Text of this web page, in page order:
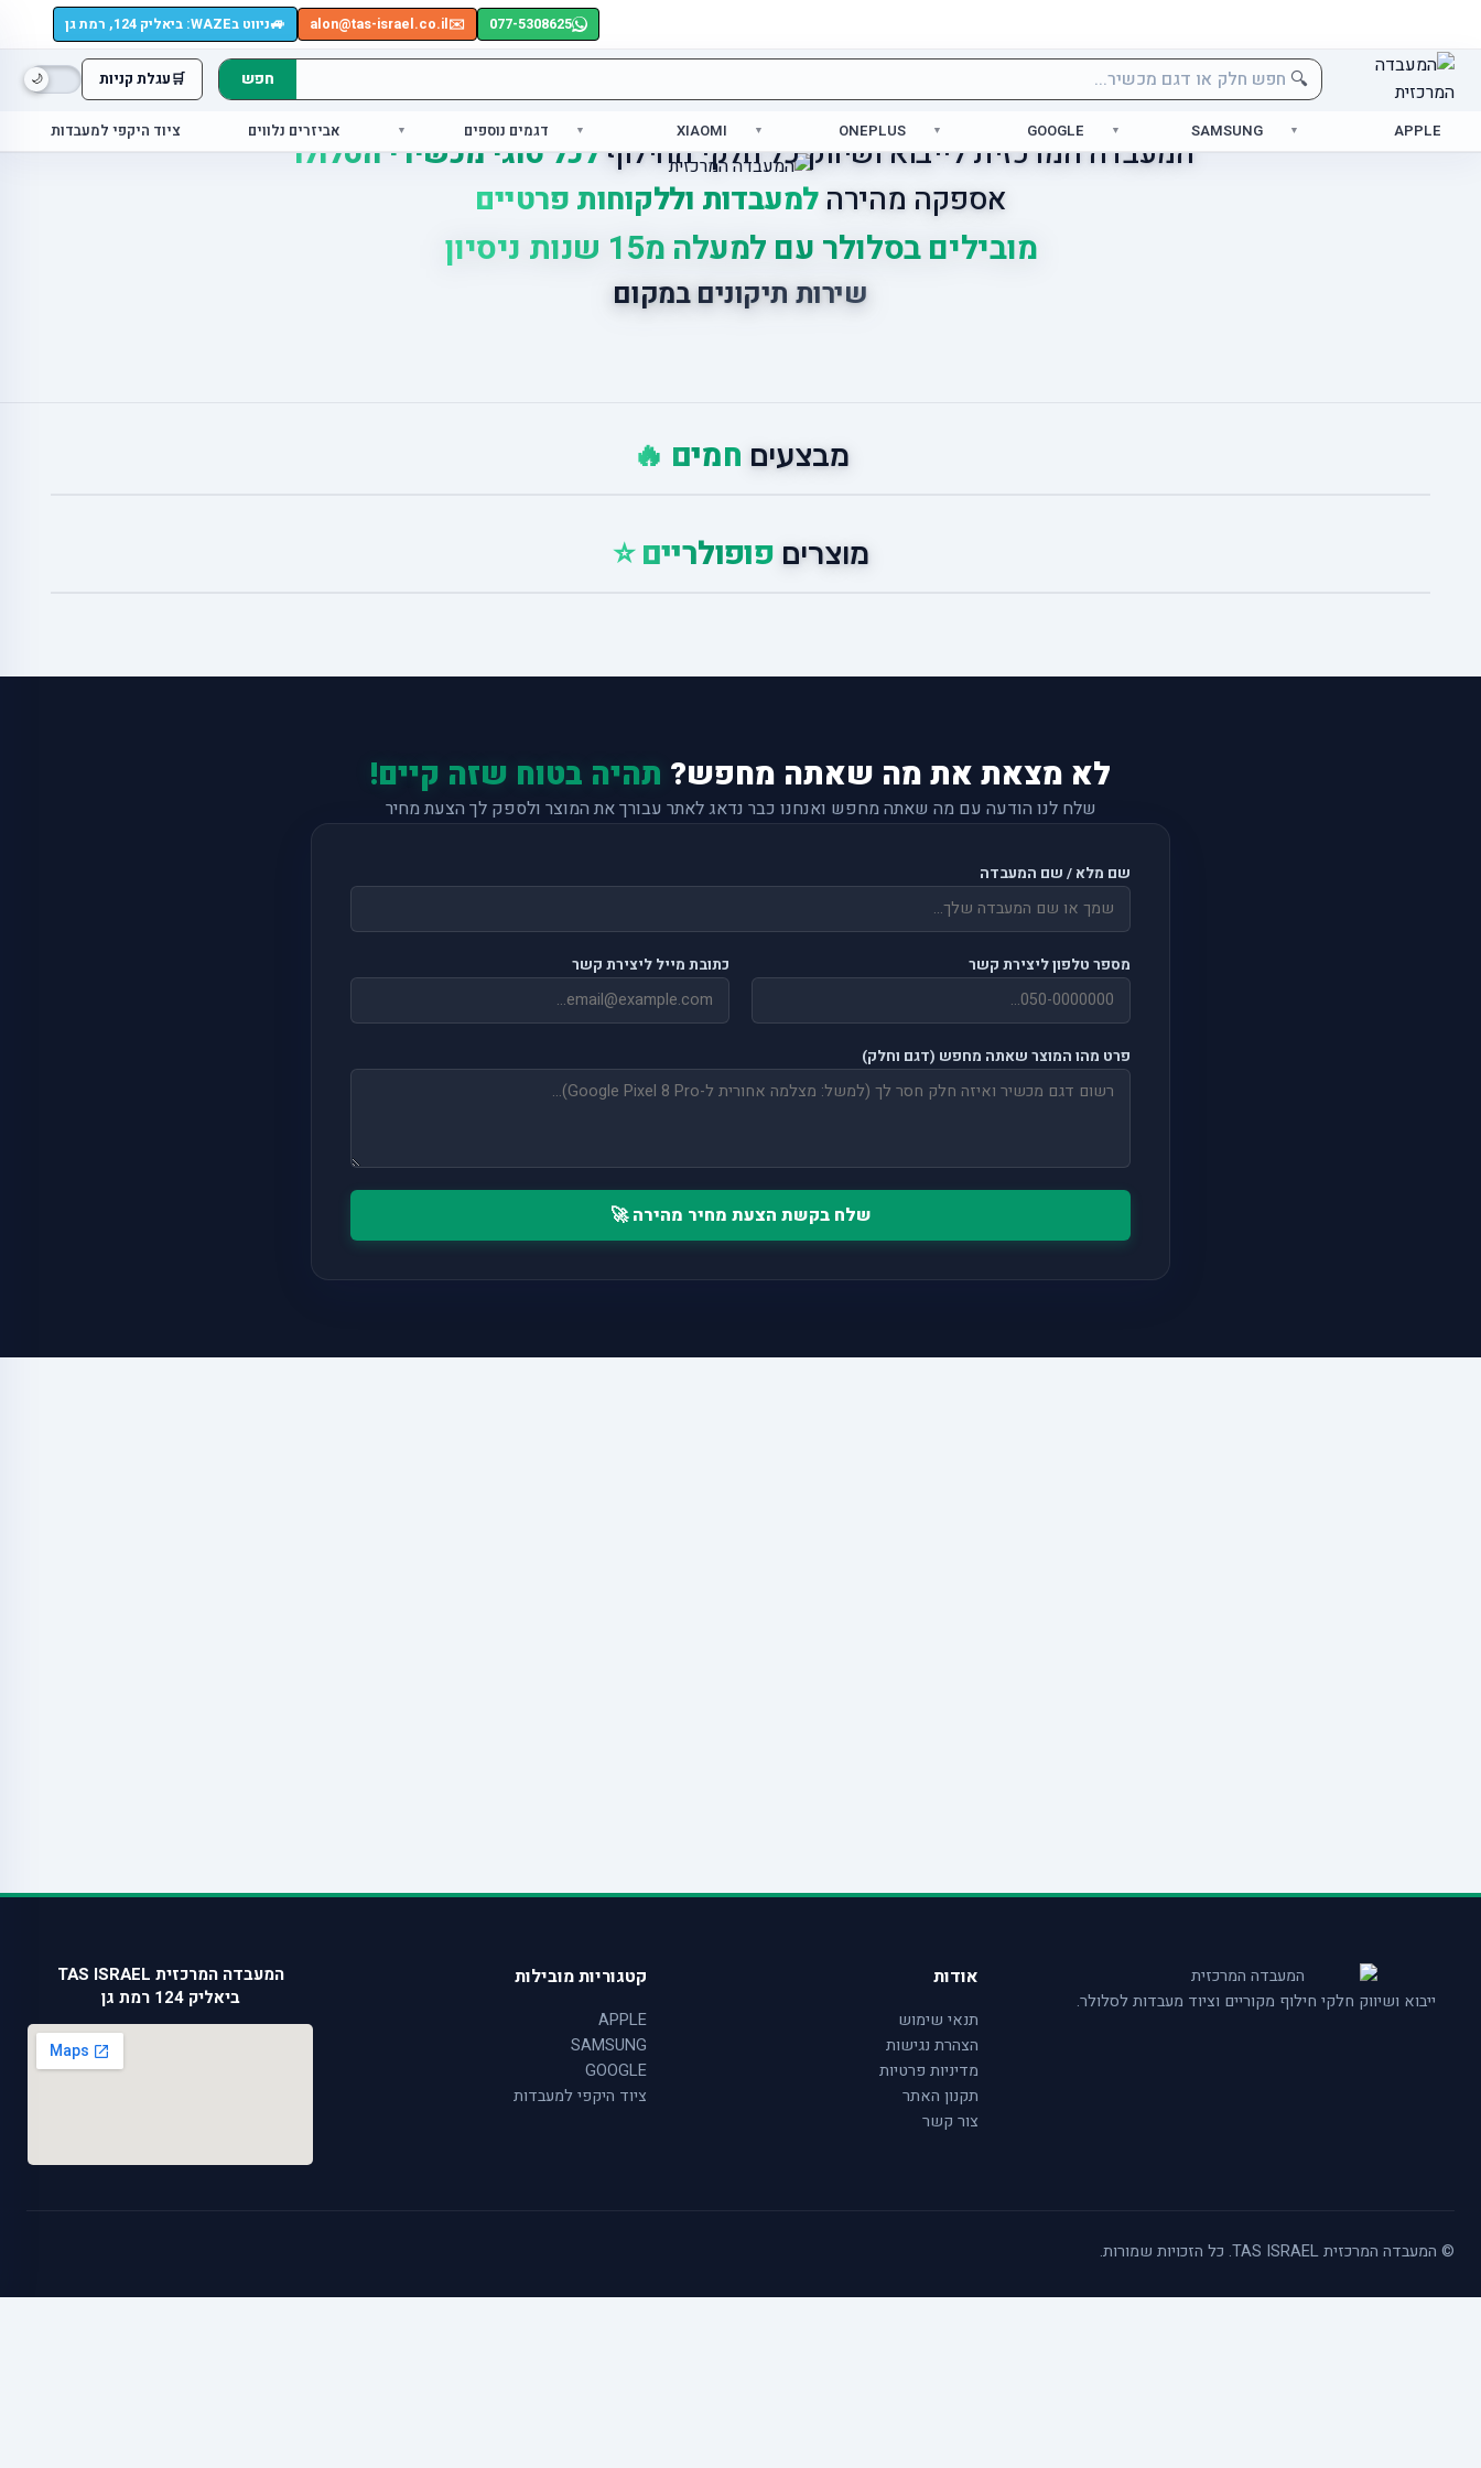
077-5308625
✉️
alon@tas-israel.co.il
🚙ניווט בWAZE: ביאליק 124, רמת גן
🛒עגלת קניות 🔍 חפש
APPLE
SAMSUNG
GOOGLE
ONEPLUS
XIAOMI דגמים נוספים אביזרים נלווים ציוד היקפי למעבדות
המעבדה המרכזית לייבוא ושיווק כל חלקי החילוףלכל סוגי מכשירי הסלולר
אספקה מהירהלמעבדות וללקוחות פרטיים
מובילים בסלולר עם למעלה מ15 שנות ניסיון
שירות תיקונים במקום
מבצעים חמים 🔥
מוצרים פופולריים ⭐
לא מצאת את מה שאתה מחפש? תהיה בטוח שזה קיים!
שלח לנו הודעה עם מה שאתה מחפש ואנחנו כבר נדאג לאתר עבורך את המוצר ולספק לך הצעת מחיר
שם מלא / שם המעבדה
מספר טלפון ליצירת קשר כתובת מייל ליצירת קשר
פרט מהו המוצר שאתה מחפש (דגם וחלק)
שלח בקשת הצעת מחיר מהירה 🚀
ייבוא ושיווק חלקי חילוף מקוריים וציוד מעבדות לסלולר.
אודות
תנאי שימוש
הצהרת נגישות
מדיניות פרטיות
תקנון האתר
צור קשר
קטגוריות מובילות
APPLE
SAMSUNG
GOOGLE
ציוד היקפי למעבדות
המעבדה המרכזית TAS ISRAEL
ביאליק 124 רמת גן
© המעבדה המרכזית TAS ISRAEL. כל הזכויות שמורות.